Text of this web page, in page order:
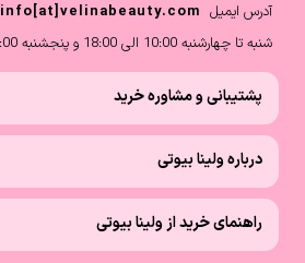
آدرس ایمیل info[at]velinabeauty.com
شنبه تا چهارشنبه 10:00 الی 18:00 و پنجشنبه 10:00 الی 14:00
پشتیبانی و مشاوره خرید
درباره ولینا بیوتی
راهنمای خرید از ولینا بیوتی